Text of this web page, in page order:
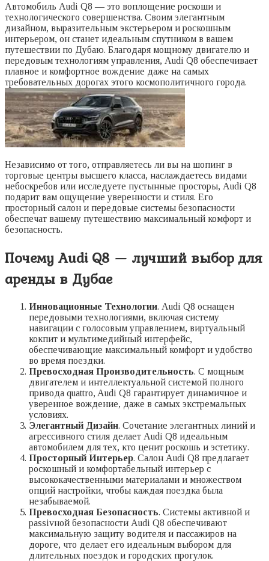
Автомобиль Audi Q8 — это воплощение роскоши и
технологического совершенства. Своим элегантным
дизайном, выразительным экстерьером и роскошным
интерьером, он станет идеальным спутником в вашем
путешествии по Дубаю. Благодаря мощному двигателю и
передовым технологиям управления, Audi Q8 обеспечивает
плавное и комфортное вождение даже на самых
требовательных дорогах этого космополитичного города.
Независимо от того, отправляетесь ли вы на шопинг в
торговые центры высшего класса, наслаждаетесь видами
небоскребов или исследуете пустынные просторы, Audi Q8
подарит вам ощущение уверенности и стиля. Его
просторный салон и передовые системы безопасности
обеспечат вашему путешествию максимальный комфорт и
безопасность.
Почему Audi Q8 — лучший выбор для
аренды в Дубае
Инновационные Технологии. Audi Q8 оснащен
передовыми технологиями, включая систему
навигации с голосовым управлением, виртуальный
кокпит и мультимедийный интерфейс,
обеспечивающие максимальный комфорт и удобство
во время поездки.
Превосходная Производительность. С мощным
двигателем и интеллектуальной системой полного
привода quattro, Audi Q8 гарантирует динамичное и
уверенное вождение, даже в самых экстремальных
условиях.
Элегантный Дизайн. Сочетание элегантных линий и
агрессивного стиля делает Audi Q8 идеальным
автомобилем для тех, кто ценит роскошь и эстетику.
Просторный Интерьер. Салон Audi Q8 предлагает
роскошный и комфортабельный интерьер с
высококачественными материалами и множеством
опций настройки, чтобы каждая поездка была
незабываемой.
Превосходная Безопасность. Системы активной и
passivной безопасности Audi Q8 обеспечивают
максимальную защиту водителя и пассажиров на
дороге, что делает его идеальным выбором для
длительных поездок и городских прогулок.